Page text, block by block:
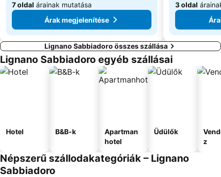
7 oldal árainak mutatása
Árak megjelenítése
3 oldal
Lignano Sabbiadoro összes szállása
Lignano Sabbiadoro egyéb szállásai
Hotel B&B-k
Apartman
hotel
Üdülők
z
Népszerű szállodakategóriák – Lignano
Sabbiadoro